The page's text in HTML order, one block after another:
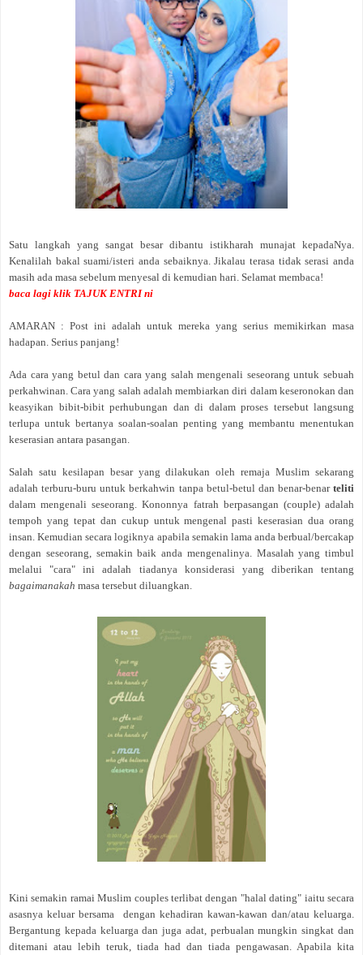
Satu langkah yang sangat besar dibantu istikharah munajat kepadaNya.
Kenalilah bakal suami/isteri anda sebaiknya. Jikalau terasa tidak serasi anda
masih ada masa sebelum menyesal di kemudian hari. Selamat membaca!
baca lagi klik TAJUK ENTRI ni
AMARAN : Post ini adalah untuk mereka yang serius memikirkan masa
hadapan. Serius panjang!
Ada cara yang betul dan cara yang salah mengenali seseorang untuk sebuah
perkahwinan. Cara yang salah adalah membiarkan diri dalam keseronokan dan
keasyikan bibit-bibit perhubungan dan di dalam proses tersebut langsung
terlupa untuk bertanya soalan-soalan penting yang membantu menentukan
keserasian antara pasangan.
Salah satu kesilapan besar yang dilakukan oleh remaja Muslim sekarang
adalah terburu-buru untuk berkahwin tanpa betul-betul dan benar-benar teliti
dalam mengenali seseorang. Kononnya fatrah berpasangan (couple) adalah
tempoh yang tepat dan cukup untuk mengenal pasti keserasian dua orang
insan. Kemudian secara logiknya apabila semakin lama anda berbual/bercakap
dengan seseorang, semakin baik anda mengenalinya. Masalah yang timbul
melalui "cara" ini adalah tiadanya konsiderasi yang diberikan tentang
bagaimanakah masa tersebut diluangkan.
Kini semakin ramai Muslim couples terlibat dengan "halal dating" iaitu secara
asasnya keluar bersama dengan kehadiran kawan-kawan dan/atau keluarga.
Bergantung kepada keluarga dan juga adat, perbualan mungkin singkat dan
ditemani atau lebih teruk, tiada had dan tiada pengawasan. Apabila kita